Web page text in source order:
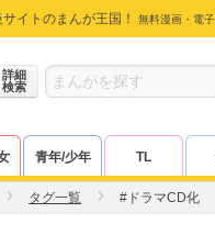
イトのまんが王国！ 無料漫画・電
詳細
検索
青年/少年 TL
タグ一覧 #ドラマCD化